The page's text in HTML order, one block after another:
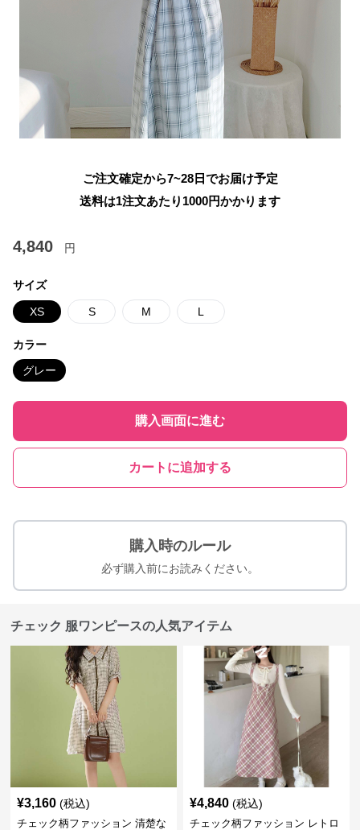
ご注文確定から7~28日でお届け予定
送料は1注文あたり 1000円かかります
4,840 円
サイズ
XS S M L
カラー
グレー
購入画面に進む
カートに追加する
購入時のルール
必ず購入前にお読みください。
チェック 服ワンピースの人気アイテム
¥3,160 (税込)
チェック柄ファッション 清楚な
¥4,840 (税込)
チェック柄ファッション レトロ